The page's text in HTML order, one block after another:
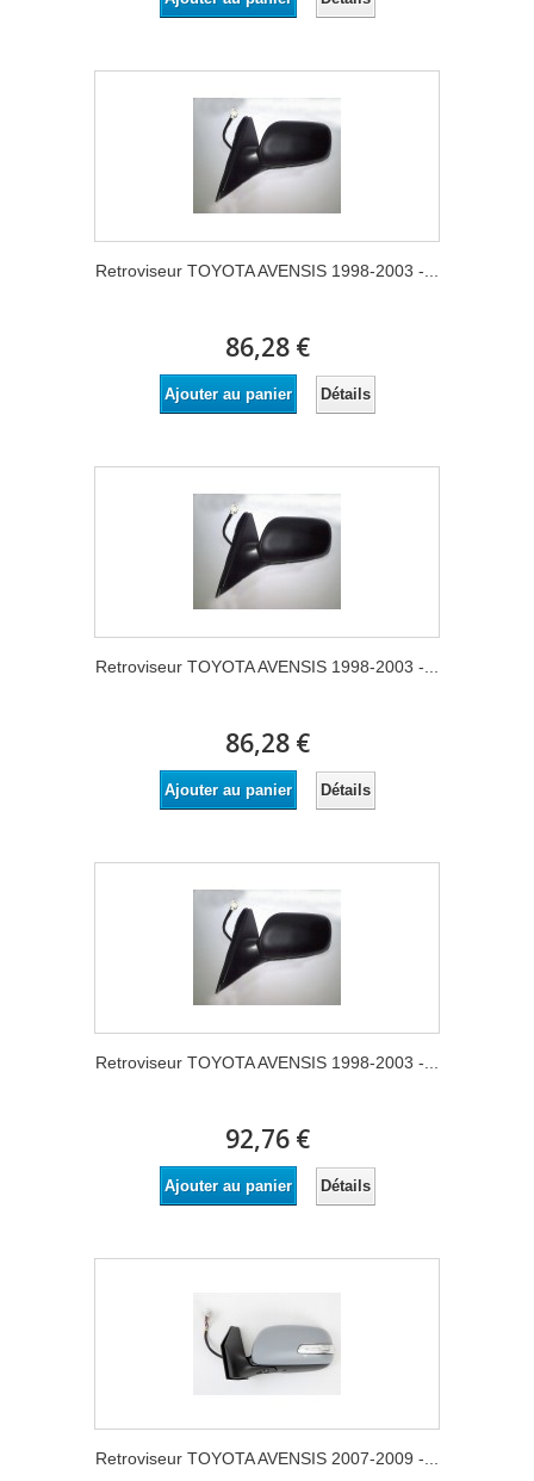
Retroviseur TOYOTA AVENSIS 1998-2003 -...
86,28 €
Ajouter au panier Détails
Retroviseur TOYOTA AVENSIS 1998-2003 -...
86,28 €
Ajouter au panier Détails
Retroviseur TOYOTA AVENSIS 1998-2003 -...
92,76 €
Ajouter au panier Détails
Retroviseur TOYOTA AVENSIS 2007-2009 -...